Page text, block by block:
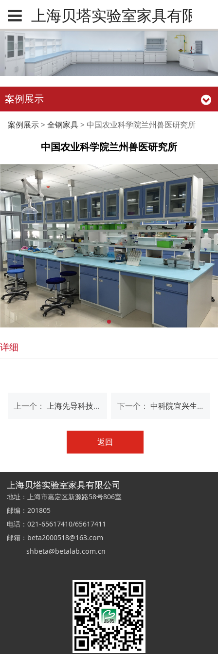
上海贝塔实验室家具有限公
案例展示
中国农业科学院兰州兽
医研究所
案例展示> 全钢家具> 中国农业科学院兰州兽医研究所
中国农业科学院兰州兽医研究所
详细
上一个：上海先导科技集团 下一个： 中科院宜兴生态土研究院
返回
上海贝塔实验室家具有限公司
地址：上海市嘉定区新源路58号806室
邮编：201805
电话：021-65617410/65617411
邮箱：beta2000518@163.com
shbeta@betalab.com.cn